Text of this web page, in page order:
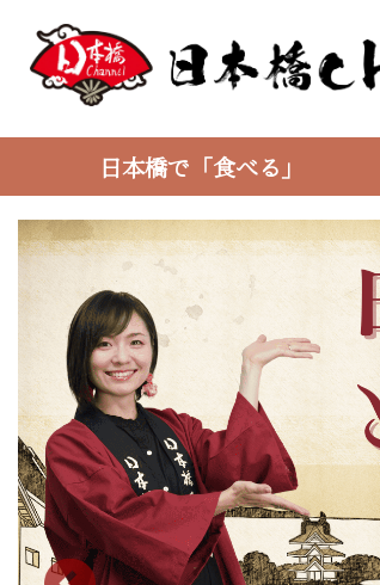
日本橋で「食べる」